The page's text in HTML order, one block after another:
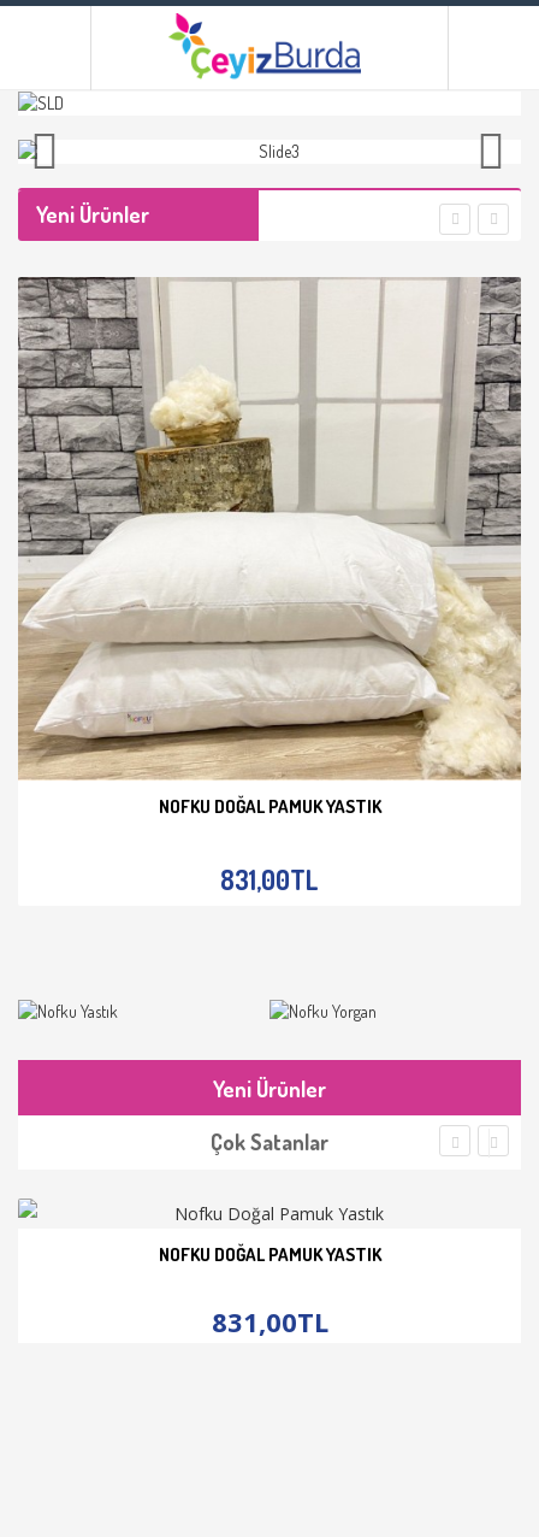
Yeni Ürünler
NOFKU DOĞAL PAMUK YASTIK
831,00TL
Yeni Ürünler
Çok Satanlar
NOFKU DOĞAL PAMUK YASTIK
831,00TL